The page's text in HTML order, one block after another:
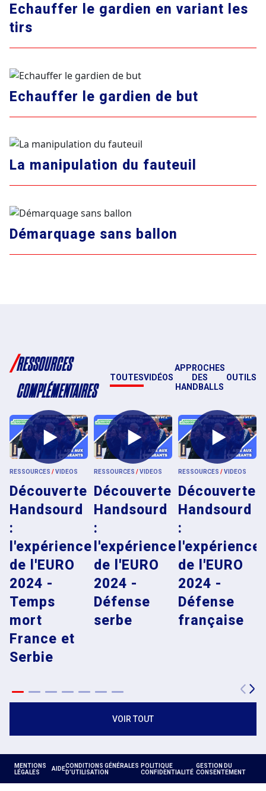
Echauffer le gardien en variant les
tirs
Echauffer le gardien de but
La manipulation du fauteuil
Démarquage sans ballon
/RESSOURCES
COMPLÉMENTAIRES
TOUTESVIDÉOS
APPROCHES
DES
HANDBALLS
OUTILS
RESSOURCES /VIDEOS
Découverte
Handsourd
:
l'expérience
de l'EURO
2024 -
Temps
mort
France et
Serbie
RESSOURCES /VIDEOS
Découverte
Handsourd
:
l'expérience
de l'EURO
2024 -
Défense
serbe
RESSOURCES /VIDEOS
Découverte
Handsourd
:
l'expérience
de l'EURO
2024 -
Défense
française
VOIR TOUT
MENTIONS
LÉGALES
AIDECONDITIONS GÉNÉRALES
D’UTILISATION
POLITIQUE
CONFIDENTIALITÉ
GESTION DU
CONSENTEMENT